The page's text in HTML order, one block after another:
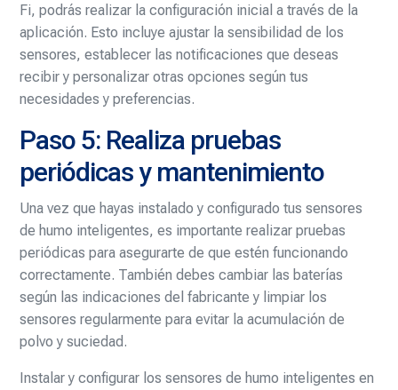
Fi, podrás realizar la configuración inicial a través de la
aplicación. Esto incluye ajustar la sensibilidad de los
sensores, establecer las notificaciones que deseas
recibir y personalizar otras opciones según tus
necesidades y preferencias.
Paso 5: Realiza pruebas
periódicas y mantenimiento
Una vez que hayas instalado y configurado tus sensores
de humo inteligentes, es importante realizar pruebas
periódicas para asegurarte de que estén funcionando
correctamente. También debes cambiar las baterías
según las indicaciones del fabricante y limpiar los
sensores regularmente para evitar la acumulación de
polvo y suciedad.
Instalar y configurar los sensores de humo inteligentes en